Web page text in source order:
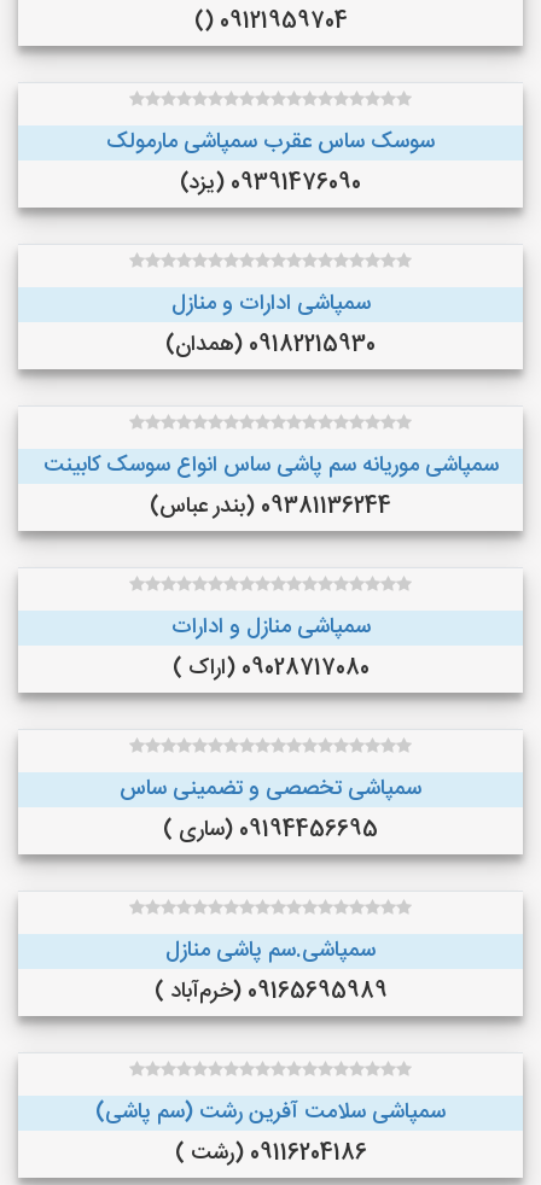
09121959704 ()
سوسک ساس عقرب سمپاشی مارمولک
09391476090 (یزد)
سمپاشی ادارات و منازل
09182215930 (همدان)
سمپاشی موریانه سم پاشی ساس انواع سوسک کابینت
09381136244 (بندر عباس)
سمپاشی منازل و ادارات
09028717080 (اراک )
سمپاشی تخصصی و تضمینی ساس
09194456695 (ساری )
سمپاشی.سم پاشی منازل
09165695989 (خرم‌آباد )
سمپاشی سلامت آفرین رشت (سم پاشی)
09116204186 (رشت )